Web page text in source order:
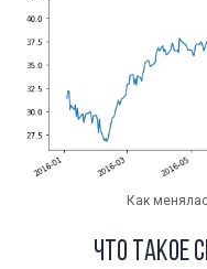
Как
Что такое